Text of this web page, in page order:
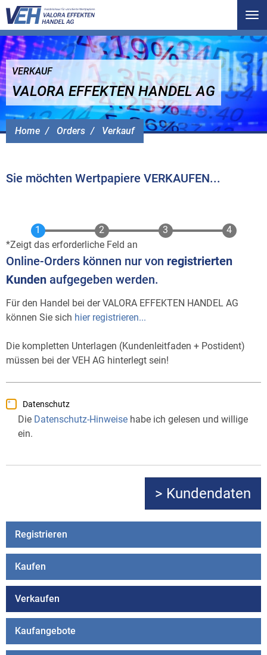
Home Orders Verkauf
VERKAUF
VALORA EFFEKTEN HANDEL AG
Sie möchten Wertpapiere VERKAUFEN...
Zeigt das erforderliche Feld an
Online-Orders können nur von registrierten
Kunden aufgegeben werden.
Für den Handel bei der VALORA EFFEKTEN HANDEL AG
können Sie sich hier registrieren...
Die kompletten Unterlagen (Kundenleitfaden + Postident)
müssen bei der VEH AG hinterlegt sein!
Datenschutz
Die Datenschutz-Hinweise habe ich gelesen und willige
ein.
Registrieren
Kaufen
Verkaufen
Kaufangebote